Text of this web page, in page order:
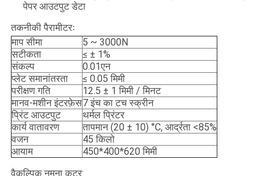
पेपर आउटपुट डेटा
तकनीकी पैरामीटरः
माप सीमा
5 ~ 3000N
सटीकता
≤ ± 1%
संकल्प
0.01एन
प्लेट समानांतरता
≤ 0.05 मिमी
परीक्षण गति
12.5 ± 1 मिमी / मिनट
मानव-मशीन इंटरफ़ेस7 इंच का टच स्क्रीन
प्रिंट आउटपुट
थर्मल प्रिंटर
कार्य वातावरण
तापमान (20 ± 10) °C, आर्द्रता <85%
वजन
45 किलो
आयाम
450*400*620 मिमी
वैकल्पिक नमूना कटर: